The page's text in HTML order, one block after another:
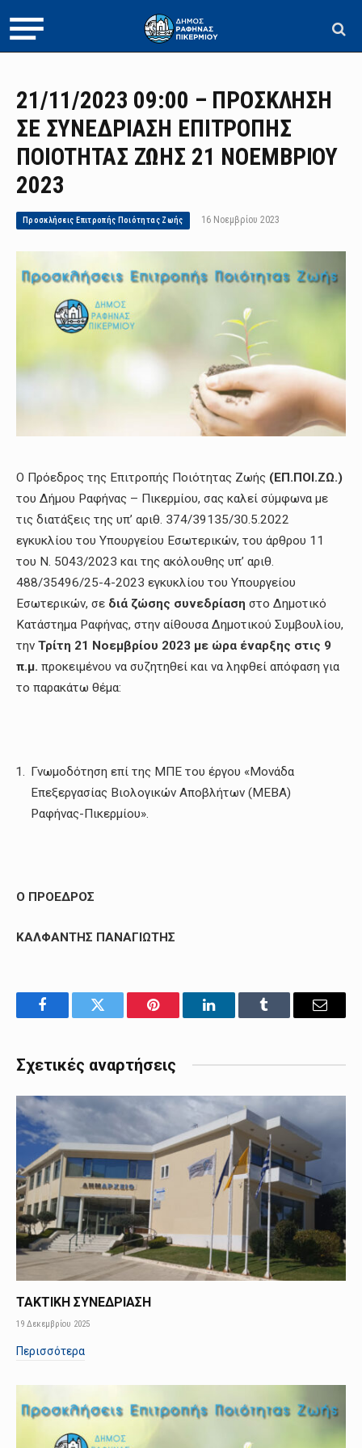
21/11/2023 09:00 – ΠΡΟΣΚΛΗΣΗ
ΣΕ ΣΥΝΕΔΡΙΑΣΗ ΕΠΙΤΡΟΠΗΣ
ΠΟΙΟΤΗΤΑΣ ΖΩΗΣ 21 ΝΟΕΜΒΡΙΟΥ
2023
Προσκλήσεις Επιτροπής Ποιότητας Ζωής 16 Νοεμβρίου 2023
Ο Πρόεδρος της Επιτροπής Ποιότητας Ζωής (ΕΠ.ΠΟΙ.ΖΩ.)
του Δήμου Ραφήνας – Πικερμίου, σας καλεί σύμφωνα με
τις διατάξεις της υπ’ αριθ. 374/39135/30.5.2022
εγκυκλίου του Υπουργείου Εσωτερικών, του άρθρου 11
του Ν. 5043/2023 και της ακόλουθης υπ’ αριθ.
488/35496/25-4-2023 εγκυκλίου του Υπουργείου
Εσωτερικών, σε διά ζώσης συνεδρίαση στο Δημοτικό
Κατάστημα Ραφήνας, στην αίθουσα Δημοτικού Συμβουλίου,
την Τρίτη 21 Νοεμβρίου 2023 με ώρα έναρξης στις 9
π.μ. προκειμένου να συζητηθεί και να ληφθεί απόφαση για
το παρακάτω θέμα:
Γνωμοδότηση επί της ΜΠΕ του έργου «Μονάδα
Επεξεργασίας Βιολογικών Αποβλήτων (ΜΕΒΑ)
Ραφήνας-Πικερμίου».
Ο ΠΡΟΕΔΡΟΣ
ΚΑΛΦΑΝΤΗΣ ΠΑΝΑΓΙΩΤΗΣ
FacebookTwitter Pinterest LinkedInTumblr Email
Σχετικές αναρτήσεις
ΤΑΚΤΙΚΗ ΣΥΝΕΔΡΙΑΣΗ
19 Δεκεμβρίου 2025
Περισσότερα